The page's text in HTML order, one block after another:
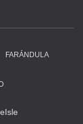
FARÁNDULA